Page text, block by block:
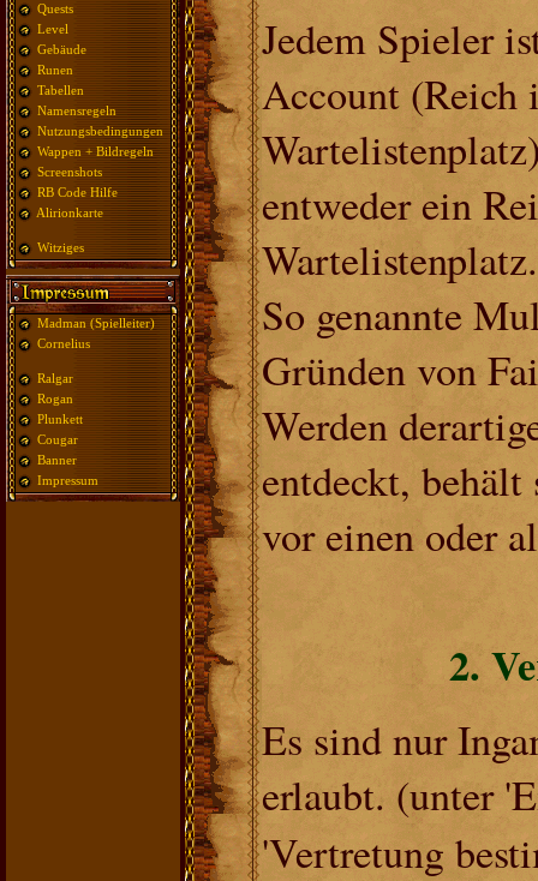
Quests
Level
Gebäude
Runen
Tabellen
Namensregeln
Nutzungsbedingungen
Wappen + Bildregeln
Screenshots
RB Code Hilfe
Alirionkarte
Witziges
Madman (Spielleiter)
Cornelius
Ralgar
Rogan
Plunkett
Cougar
Banner
Impressum
Jedem Spieler
Account (Reich
entweder ein
Wartelistenplatz.
So genannte
Gründen von
Werden
entdeckt,
vor einen oder
2.
Es sind nur
erlaubt. (unter
'Vertretung